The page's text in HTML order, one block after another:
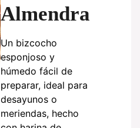
Almendra
Un bizcocho
esponjoso y
húmedo fácil de
preparar, ideal para
desayunos o
meriendas, hecho